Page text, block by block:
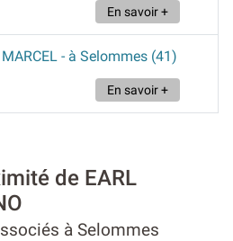
En savoir +
- à Selommes (41)
En savoir +
de EARL
à Selommes